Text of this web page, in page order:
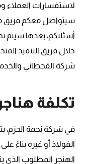
لاستفسارات العملاء
سيتواصل معكم فريق
أسئلتكم، بعدها سيتم
خلال فريق التنفيذ
شركة القحطاني
تكلفة
في شركة نجمة الحزم،
الفولاذ أو غيره بناءً
الهنجر المطلوب الذي